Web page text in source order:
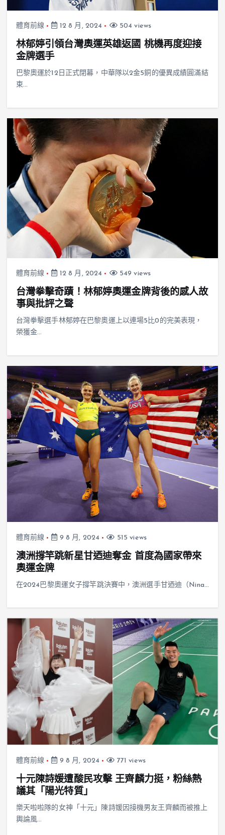
體育前線 12 8 月, 2024 504 views
林郁婷引領台灣奧運英雄返國 桃機再度迎接
金牌選手
巴黎奧運於12日正式閉幕，中華隊以2金5銅的優異成績圓滿結
束…
體育前線 12 8 月, 2024 549 views
台灣拳擊奇蹟！林郁婷奧運金牌背後的感人故
事與批評之聲
台灣拳擊選手林郁婷在巴黎奧運上以連場5比0的完美表現，
榮獲金…
體育前線 9 8 月, 2024 515 views
澳洲撐竿跳新星甘迺迪奪金 首度為國家帶來
奧運金牌
在2024巴黎奧運女子撐竿跳決賽中，澳洲選手甘迺迪（Nina…
體育前線 9 8 月, 2024 771 views
十元陳詩媛遭酸民攻擊 王齊麟力挺，粉絲熱
議其「陽光特質」
樂天啦啦隊的女神「十元」陳詩媛因接機男友王齊麟而被推上
輿論風…